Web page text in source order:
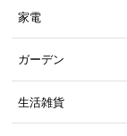
家電
ガーデン
生活雑貨